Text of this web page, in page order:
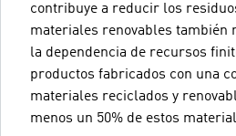
contribuye a reducir los
materiales renovables también
la dependencia de recursos
productos fabricados con una
materiales reciclados y
menos un 50% de estos